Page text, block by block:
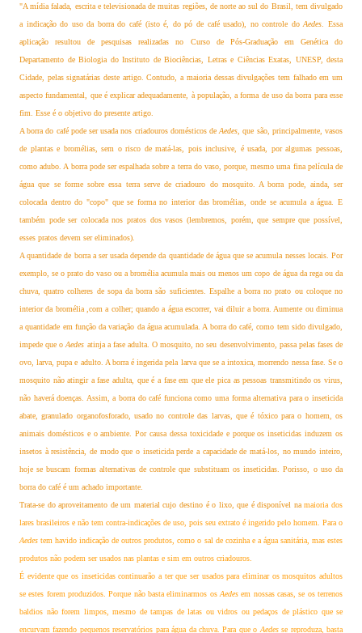
"A mídia falada, escrita e televisionada de muitas regiões, de norte ao sul do Brasil, tem divulgado
a indicação do uso da borra do café (isto é, do pó de café usado), no controle doAedes . Essa
aplicação resultou de pesquisas realizadas no Curso de Pós-Graduação em Genética do
Departamento de Biologia do Instituto de Biociências, Letras e Ciências Exatas, UNESP, desta
Cidade, pelas signatárias deste artigo. Contudo, a maioria dessas divulgações tem falhado em um
aspecto fundamental, que é explicar adequadamente, à população, a forma de uso da borra para esse
fim. Esse é o objetivo do presente artigo.
A borra do café pode ser usada nos criadouros domésticos deAedes , que são, principalmente, vasos
de plantas e bromélias, sem o risco de matá-las, pois inclusive, é usada, por algumas pessoas,
como adubo. A borra pode ser espalhada sobre a terra do vaso, porque, mesmo uma fina película de
água que se forme sobre essa terra serve de criadouro do mosquito. A borra pode, ainda, ser
colocada dentro do "copo" que se forma no interior das bromélias, onde se acumula a água. E
também pode ser colocada nos pratos dos vasos (lembremos, porém, que sempre que possível,
esses pratos devem ser eliminados).
A quantidade de borra a ser usada depende da quantidade de água que se acumula nesses locais. Por
exemplo, se o prato do vaso ou a bromélia acumula mais ou menos um copo de água da rega ou da
chuva, quatro colheres de sopa da borra são suficientes. Espalhe a borra no prato ou coloque no
interior da bromélia ,com a colher; quando a água escorrer, vai diluir a borra. Aumente ou diminua
a quantidade em função da variação da água acumulada. A borra do café, como tem sido divulgado,
impede que oAedes atinja a fase adulta. O mosquito, no seu desenvolvimento, passa pelas fases de
ovo, larva, pupa e adulto. A borra é ingerida pela larva que se a intoxica, morrendo nessa fase. Se o
mosquito não atingir a fase adulta, que é a fase em que ele pica as pessoas transmitindo os virus,
não haverá doenças. Assim, a borra do café funciona como uma forma alternativa para o inseticida
abate, granulado organofosforado, usado no controle das larvas, que é tóxico para o homem, os
animais domésticos e o ambiente. Por causa dessa toxicidade e porque os inseticidas induzem os
insetos à resistência, de modo que o inseticida perde a capacidade de matá-los, no mundo inteiro,
hoje se buscam formas alternativas de controle que substituam os inseticidas. Porisso, o uso da
borra do café é um achado importante.
Trata-se do aproveitamento de um material cujo destino é o lixo, que é disponível namaioria dos
lares brasileiros e não tem contra-indicações de uso, pois seu extrato é ingerido pelo homem. Para o
Aedestem havido indicação de outros produtos, como o sal de cozinha e a água sanitária, mas estes
produtos não podem ser usados nas plantas e sim em outros criadouros.
É evidente que os inseticidas continuarão a ter que ser usados para eliminar os mosquitos adultos
se estes forem produzidos. Porque não basta eliminarmos os Aedes em nossas casas, se os terrenos
baldios não forem limpos, mesmo de tampas de latas ou vidros ou pedaços de plástico que se
encurvam fazendo pequenos reservatórios para água da chuva. Para que o Aedesse reproduza, basta